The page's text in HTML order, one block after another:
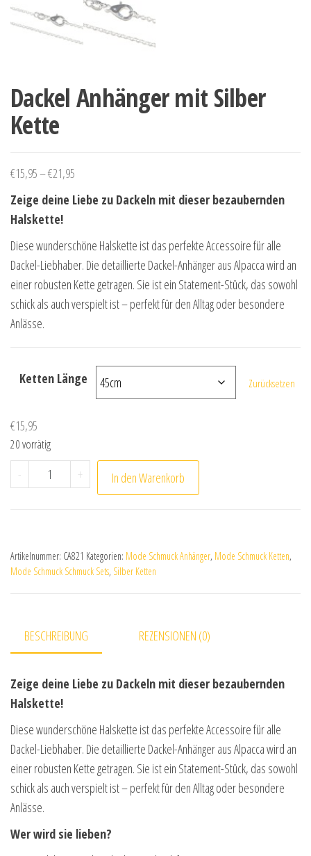
Dackel Anhänger mit Silber
Kette
€15,95–€21,95
Zeige deine Liebe zu Dackeln mit dieser bezaubernden
Halskette!
Diese wunderschöne Halskette ist das perfekte Accessoire für alle
Dackel-Liebhaber. Die detaillierte Dackel-Anhänger aus Alpacca wird an
einer robusten Kette getragen. Sie ist ein Statement-Stück, das sowohl
schick als auch verspielt ist – perfekt für den Alltag oder besondere
Anlässe.
Ketten Länge Zurücksetzen
€15,95
20 vorrätig
- Dackel Anhänger mit Silber Kette Menge
+ In den Warenkorb
Artikelnummer: CA821 Kategorien: Mode Schmuck Anhänger, Mode Schmuck Ketten,
Mode Schmuck Schmuck Sets, Silber Ketten
BESCHREIBUNG REZENSIONEN (0)
Zeige deine Liebe zu Dackeln mit dieser bezaubernden
Halskette!
Diese wunderschöne Halskette ist das perfekte Accessoire für alle
Dackel-Liebhaber. Die detaillierte Dackel-Anhänger aus Alpacca wird an
einer robusten Kette getragen. Sie ist ein Statement-Stück, das sowohl
schick als auch verspielt ist – perfekt für den Alltag oder besondere
Anlässe.
Wer wird sie lieben?